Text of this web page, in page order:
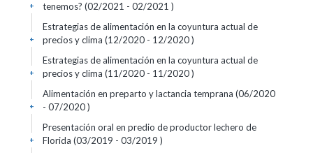
tenemos? (02/2021 - 02/2021 )
+
Estrategias de alimentación en la coyuntura actual de
precios y clima (12/2020 - 12/2020 )
+
Estrategias de alimentación en la coyuntura actual de
precios y clima (11/2020 - 11/2020 )
+
Alimentación en preparto y lactancia temprana (06/2020
- 07/2020 )
+
Presentación oral en predio de productor lechero de
Florida (03/2019 - 03/2019 )
+